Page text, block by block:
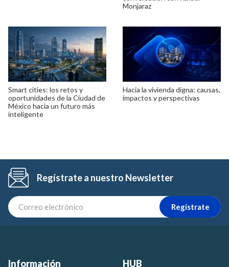
Monjaraz
Smart cities: los retos y
oportunidades de la Ciudad de
México hacia un futuro más
inteligente
Hacia la vivienda digna: causas,
impactos y perspectivas
Regístrate a nuestro Newsletter
Regístrate
Información HUB